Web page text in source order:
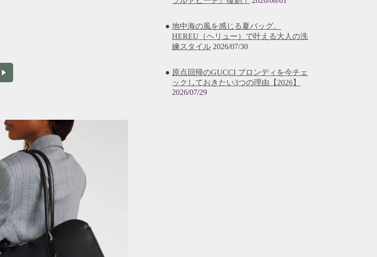
地中海の風を感じる夏バッグ。
HEREU（ヘリュー）で叶える大人の洗
練スタイル 2026/07/30
原点回帰のGUCCI ブロンディを今チェ
ックしておきたい3つの理由【2026】
2026/07/29